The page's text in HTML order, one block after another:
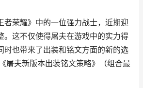
者荣耀》中的一位强力战士，近期迎
。这不仅使得屠夫在游戏中的实力得
时也带来了出装和铭文方面的新的选
屠夫新版本出装铭文策略》（组合最